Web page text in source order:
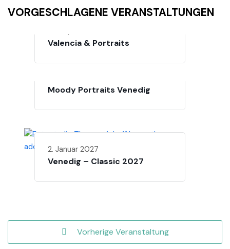
VORGESCHLAGENE VERANSTALTUNGEN
Valencia & Portraits
Moody Portraits Venedig
2. Januar 2027
Venedig – Classic 2027
Vorherige Veranstaltung